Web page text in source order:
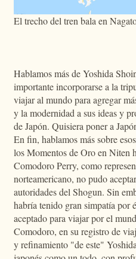
El trecho del tren bala en
Hablamos más de Yoshida
importante incorporarse a la
viajar al mundo para agregar
y la modernidad a sus ideas y
de Japón. Quisiera poner a
En fin, hablamos más sobre
los Momentos de Oro en Niten
Comodoro Perry, como
norteamericano, no pudo
autoridades del Shogun. Sin
habría tenido gran simpatía por
aceptado para viajar por el
Comodoro, en su registro de
y refinamiento "de este"